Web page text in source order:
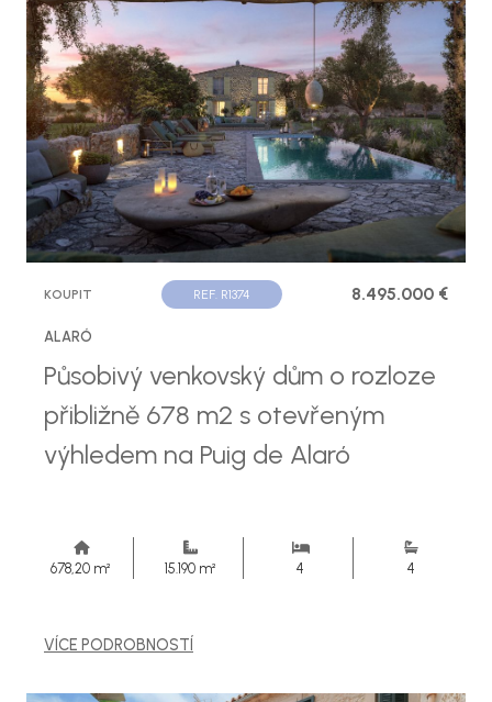
KOUPIT REF. R1374 8.495.000 €
ALARÓ
Působivý venkovský dům o rozloze
přibližně 678 m2 s otevřeným
výhledem na Puig de Alaró
678,20 m² 15.190 m² 4 4
VÍCE PODROBNOSTÍ